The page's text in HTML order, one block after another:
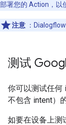
部署您的 Action，以
注意 ：
测试
你可以测试任何
不包含 intent）
如要在设备上测